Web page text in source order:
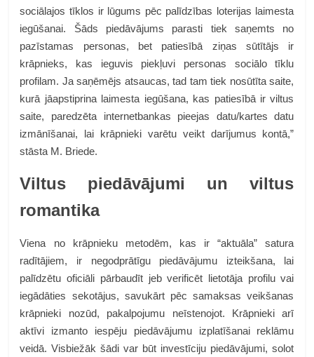
sociālajos tīklos ir lūgums pēc palīdzības loterijas laimesta
iegūšanai. Šāds piedāvājums parasti tiek saņemts no
pazīstamas personas, bet patiesībā ziņas sūtītājs ir
krāpnieks, kas ieguvis piekļuvi personas sociālo tīklu
profilam. Ja saņēmējs atsaucas, tad tam tiek nosūtīta saite,
kurā jāapstiprina laimesta iegūšana, kas patiesībā ir viltus
saite, paredzēta internetbankas pieejas datu/kartes datu
izmānīšanai, lai krāpnieki varētu veikt darījumus kontā,”
stāsta M. Briede.
Viltus piedāvājumi un viltus
romantika
Viena no krāpnieku metodēm, kas ir “aktuāla” satura
radītājiem, ir negodprātīgu piedāvājumu izteikšana, lai
palīdzētu oficiāli pārbaudīt jeb verificēt lietotāja profilu vai
iegādāties sekotājus, savukārt pēc samaksas veikšanas
krāpnieki nozūd, pakalpojumu neīstenojot. Krāpnieki arī
aktīvi izmanto iespēju piedāvājumu izplatīšanai reklāmu
veidā. Visbiežāk šādi var būt investīciju piedāvājumi, solot